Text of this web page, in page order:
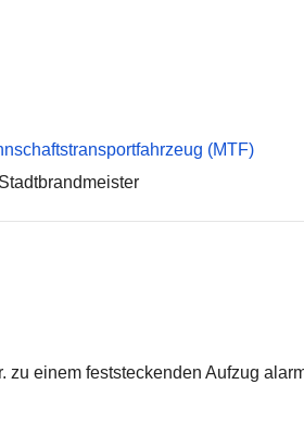
(MTF)
einem feststeckenden Aufzug